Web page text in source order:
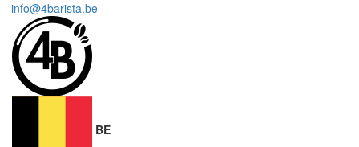
info@4barista.be
BE